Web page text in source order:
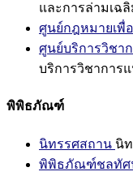
และการล่ามเฉ
ศูนย์กฎหมายเพื่
ศูนย์บริการวิชา
บริการวิชาการ
พิพิธภัณฑ์
นิทรรศสถาน นิ
พิพิธภัณฑ์ชลทัศ